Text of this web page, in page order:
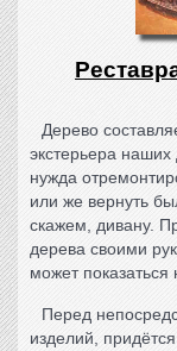
Дерево
экстерьера
нужда
или же вернуть
скажем, дивану.
дерева своими
может показаться
Перед
изделий,